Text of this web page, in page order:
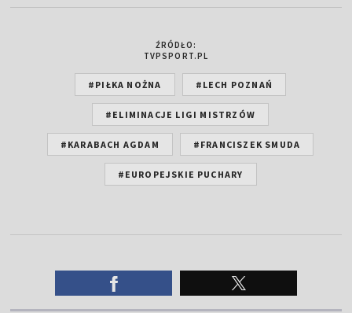
ŹRÓDŁO:
TVPSPORT.PL
#PIŁKA NOŻNA #LECH POZNAŃ
#ELIMINACJE LIGI MISTRZÓW
#KARABACH AGDAM #FRANCISZEK SMUDA
#EUROPEJSKIE PUCHARY